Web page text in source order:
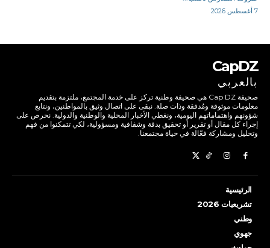
7 أغسطس 2026
CapDZ
بالعربي
صحيفة Cap DZ هي صحيفة وطنية تركز على خدمة المجتمع، ملتزمة بتقديم
معلومات موثوقة ومُدققة وذات صلة. نبقى على اتصال وثيق بالمواطنين، ونتابع
شؤونهم واهتماماتهم اليومية، ونغطي الأخبار المحلية والوطنية والدولية. نحرص على
إجراء كل مقال أو تقرير أو تحقيق بدقة وشفافية ومسؤولية، لكي تتمكنوا من فهم
وتحليل ومشاركة فعّالة في حياة مجتمعنا.
الرئيسية
تشريعيات 2026
وطني
جهوي